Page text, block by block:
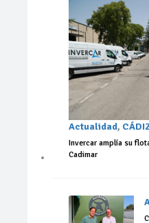
Actualidad,
Invercar amplía su
Cadimar